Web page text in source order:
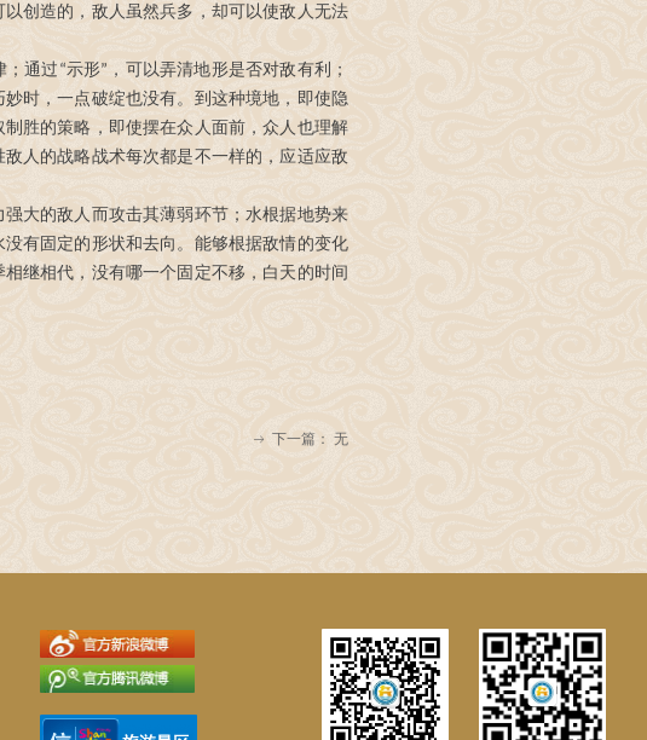
创造的，敌人虽然兵多，却可以使敌人无法
通过“示形”，可以弄清地形是否对敌有利；
时，一点破绽也没有。到这种境地，即使隐
胜的策略，即使摆在众人面前，众人也理解
人的战略战术每次都是不一样的，应适应敌
大的敌人而攻击其薄弱环节；水根据地势来
有固定的形状和去向。能够根据敌情的变化
继相代，没有哪一个固定不移，白天的时间
ꁹ 下一篇： 无